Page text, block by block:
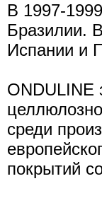
В 1997-
Бразилии.
Испании и
ONDULINE
среди
покрытий